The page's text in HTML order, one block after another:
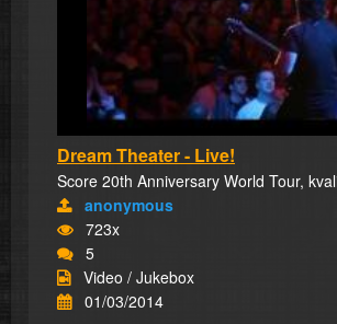
Dream Theater - Live!
Score 20th Anniversary World Tour,
anonymous
723x
5
Video / Jukebox
01/03/2014